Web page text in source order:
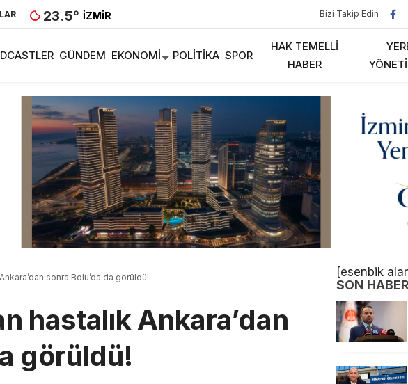
23.5° İZMIR Bizi Takip Edin
GÜNDEM EKONOMI POLITIKA SPOR
HAK TEMELLI
HABER
sonra Bolu’da da görüldü!
hastalık Ankara’dan
görüldü!
[esenbik
SON